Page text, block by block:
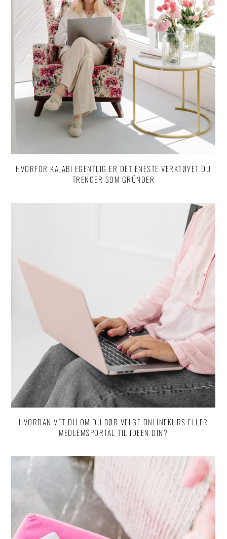
HVORFOR KAJABI EGENTLIG ER DET ENESTE VERKTØYET DU
TRENGER SOM GRÜNDER
HVORDAN VET DU OM DU BØR VELGE ONLINEKURS ELLER
MEDLEMSPORTAL TIL IDEEN DIN?